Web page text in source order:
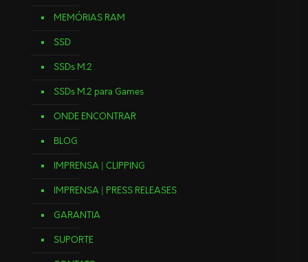
MEMÓRIAS RAM
SSD
SSDs M.2
SSDs M.2 para Games
ONDE ENCONTRAR
BLOG
IMPRENSA | CLIPPING
IMPRENSA | PRESS RELEASES
GARANTIA
SUPORTE